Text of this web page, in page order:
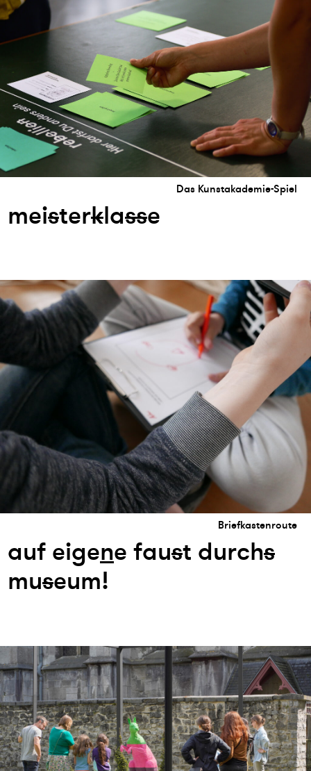
Das Kunstakademie-Spiel
meisterklasse
Briefkastenroute
auf eigene faust durchs
museum!